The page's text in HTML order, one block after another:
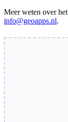
Meer weten over
info@geoapps.nl.